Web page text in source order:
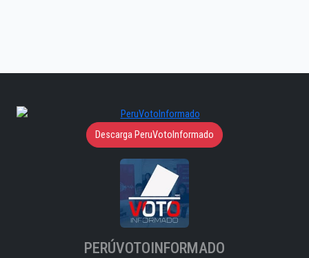
Descarga PeruVotoInformado
PERÚVOTOINFORMADO